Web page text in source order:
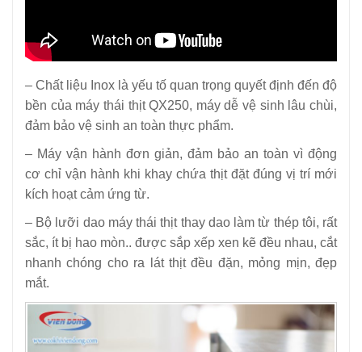
– Chất liệu Inox là yếu tố quan trọng quyết định đến độ
bền của máy thái thịt QX250, máy dễ vệ sinh lâu chùi,
đảm bảo vệ sinh an toàn thực phẩm.
– Máy vận hành đơn giản, đảm bảo an toàn vì động
cơ chỉ vận hành khi khay chứa thịt đặt đúng vị trí mới
kích hoạt cảm ứng từ.
– Bộ lưỡi dao máy thái thịt thay dao làm từ thép tôi, rất
sắc, ít bị hao mòn.. được sắp xếp xen kẽ đều nhau, cắt
nhanh chóng cho ra lát thịt đều đặn, mỏng mịn, đẹp
mắt.